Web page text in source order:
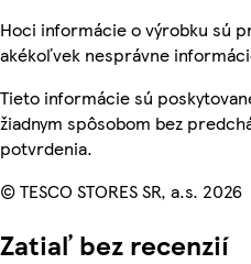
Hoci informácie o výrobku sú
akékoľvek nesprávne
Tieto informácie sú
žiadnym spôsobom bez
potvrdenia.
© TESCO STORES SR, a.s. 2026
Zatiaľ bez recenzií